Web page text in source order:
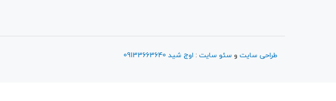
طراحی سایت و سئو سایت : اوج شید 09133663640